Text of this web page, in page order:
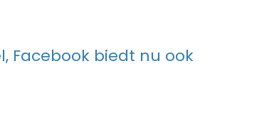
Facebook biedt nu ook